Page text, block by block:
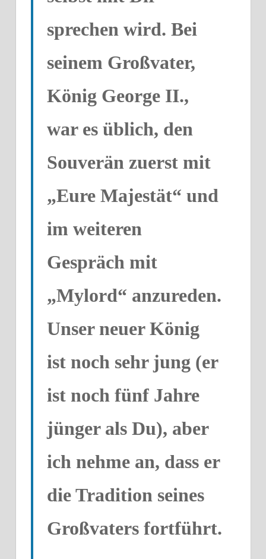
sprechen wird. Bei
seinem Großvater,
König George II.,
war es üblich, den
Souverän zuerst mit
„Eure Majestät“ und
im weiteren
Gespräch mit
„Mylord“ anzureden.
Unser neuer König
ist noch sehr jung (er
ist noch fünf Jahre
jünger als Du), aber
ich nehme an, dass er
die Tradition seines
Großvaters fortführt.